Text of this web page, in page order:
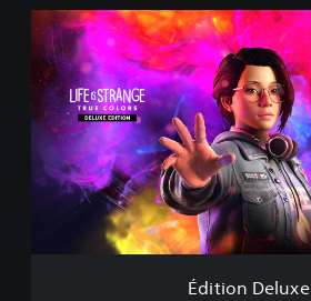
d
t
i
o
e
Édition Deluxe